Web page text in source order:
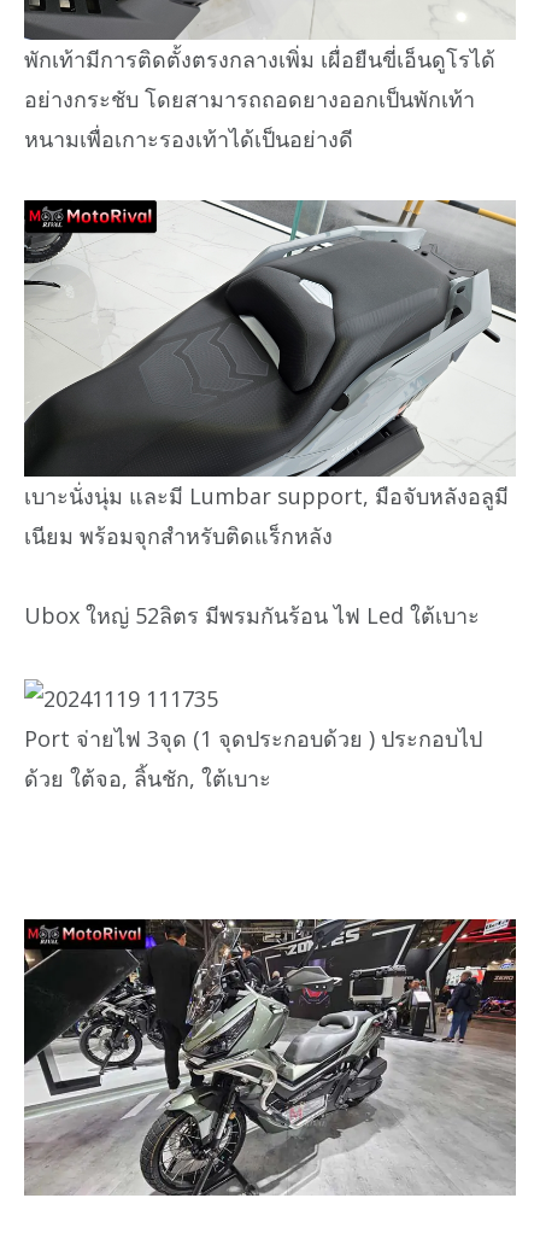
พักเท้ามีการติดตั้งตรงกลางเพิ่ม เผื่อยืนขี่เอ็นดูโรได้
อย่างกระชับ โดยสามารถถอดยางออกเป็นพักเท้า
หนามเพื่อเกาะรองเท้าได้เป็นอย่างดี
เบาะนั่งนุ่ม และมี Lumbar support, มือจับหลังอลูมี
เนียม พร้อมจุกสำหรับติดแร็กหลัง
Ubox ใหญ่ 52ลิตร มีพรมกันร้อน ไฟ Led ใต้เบาะ
Port จ่ายไฟ 3จุด (1 จุดประกอบด้วย ) ประกอบไป
ด้วย ใต้จอ, ลิ้นชัก, ใต้เบาะ